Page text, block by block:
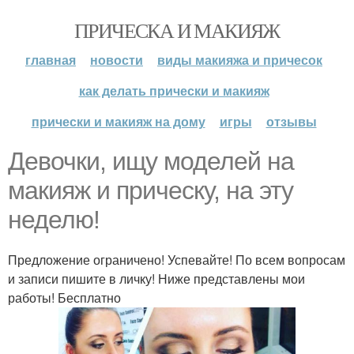
ПРИЧЕСКА И МАКИЯЖ
главная новости
виды макияжа и причесок
как делать прически и макияж
прически и макияж на дому
игры отзывы
Девочки, ищу моделей на
макияж и прическу, на эту
неделю!
Предложение ограничено! Успевайте! По всем вопросам
и записи пишите в личку! Ниже представлены мои
работы! Бесплатно